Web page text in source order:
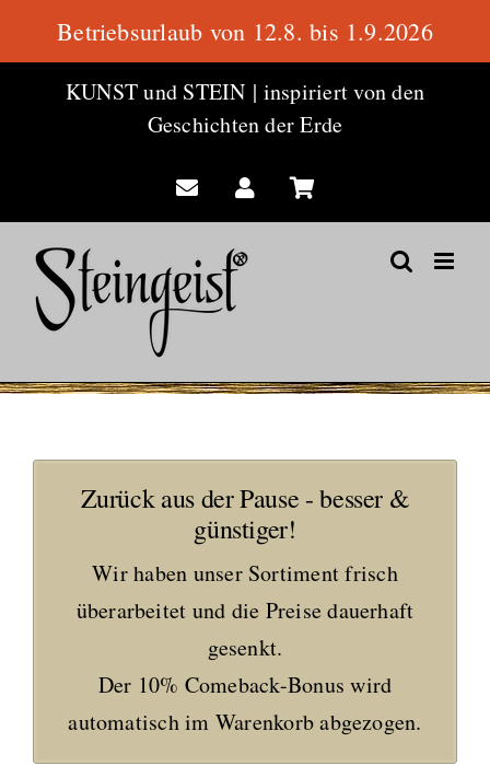
KUNST und STEIN | inspiriert von den
Geschichten der Erde
Zurück aus der Pause - besser &
günstiger!
Wir haben unser Sortiment frisch
überarbeitet und die Preise dauerhaft
gesenkt.
Der 10% Comeback-Bonus wird
automatisch im Warenkorb abgezogen.
Betriebsurlaub von 12.8. bis 1.9.2026